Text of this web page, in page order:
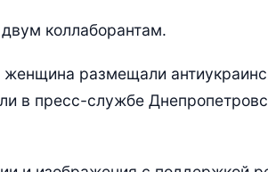
коллаборантам.
размещали
в пресс-службе